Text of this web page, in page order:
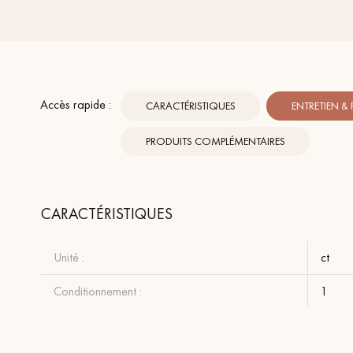
Accès rapide : CARACTÉRISTIQUES ENTRETIEN &
PRODUITS COMPLÉMENTAIRES
CARACTÉRISTIQUES
Unité : ct
Conditionnement : 1